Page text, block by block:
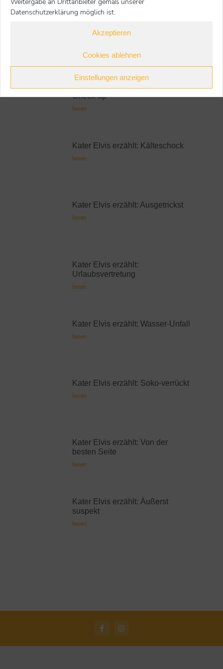
Datenschutzerklärung möglich ist.
Akzeptieren
Cookies ablehnen
Einstellungen anzeigen
Freischwimmer
Besuch
lesen
Kater Elvis erzählt: Königlicher
Check-up
lesen
Kater Elvis erzählt: Kälteschock
lesen
Kater Elvis erzählt: Ausgetrickst
lesen
Kater Elvis erzählt:
Urlaubsvertretung
lesen
Kater Elvis erzählt: Wasser-Unfall
lesen
Kater Elvis erzählt: Soko-verrückt
lesen
Kater Elvis erzählt: Von der
besten Seite
lesen
Kater Elvis erzählt: Äußerst
suspekt
lesen